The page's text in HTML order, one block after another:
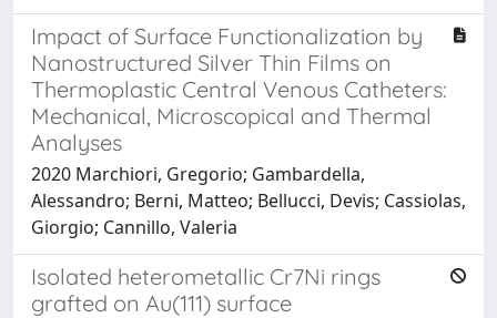
Impact of Surface Functionalization by
Nanostructured Silver Thin Films on
Thermoplastic Central Venous Catheters:
Mechanical, Microscopical and Thermal
Analyses
2020 Marchiori, Gregorio; Gambardella,
Alessandro; Berni, Matteo; Bellucci, Devis; Cassiolas,
Giorgio; Cannillo, Valeria
Isolated heterometallic Cr7Ni rings
grafted on Au(111) surface